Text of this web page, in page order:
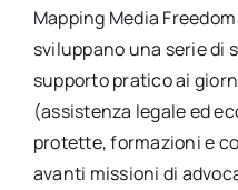
Mapping Media
sviluppano una serie di
supporto pratico ai
(assistenza legale ed
protette, formazioni e
avanti missioni di